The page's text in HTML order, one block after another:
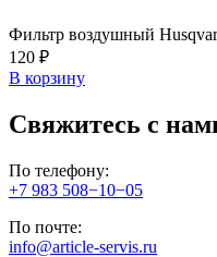
Фильтр воздушный
120 ₽
В корзину
Свяжитесь с
По телефону:
+7 983 508−10−05
По почте:
info@article-servis.ru